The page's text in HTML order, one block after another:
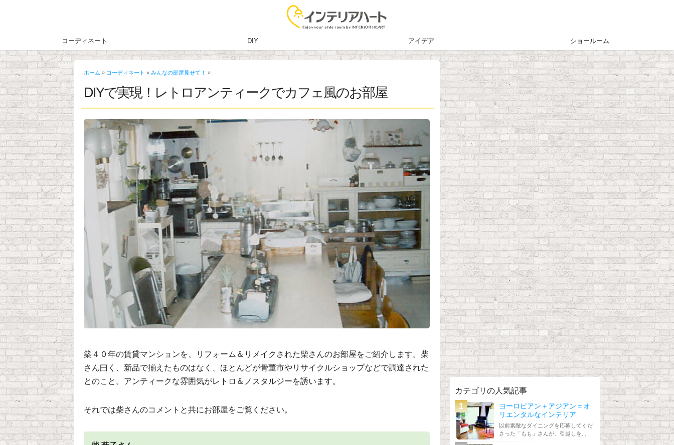
コーディネート DIY アイデア ショールーム
ホーム » コーディネート » みんなの部屋見せて！ »
DIYで実現！レトロアンティークでカフェ風のお部屋
築４０年の賃貸マンションを、リフォーム＆リメイクされた柴さんのお部屋をご紹介します。柴
さん曰く、新品で揃えたものはなく、ほとんどが骨董市やリサイクルショップなどで調達された
とのこと。アンティークな雰囲気がレトロ＆ノスタルジーを誘います。
それでは柴さんのコメントと共にお部屋をご覧ください。
カテゴリの人気記事
ヨーロピアン＋アジアン＝オ
リエンタルなインテリア
以前素敵なダイニングを応募してくだ
さった「もも」さんが、引越しを...